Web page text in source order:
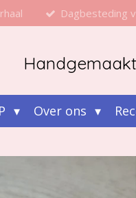
Dagbesteding
Over ons